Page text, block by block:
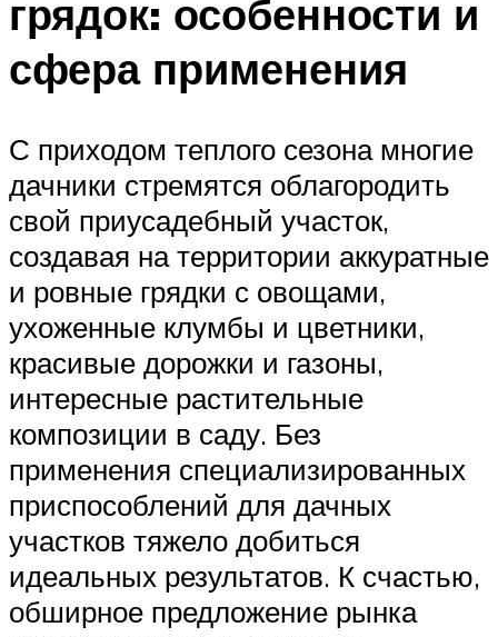
грядок: особенности и
сфера применения
С приходом теплого сезона многие
дачники стремятся облагородить
свой приусадебный участок,
создавая на территории аккуратные
и ровные грядки с овощами,
ухоженные клумбы и цветники,
красивые дорожки и газоны,
интересные растительные
композиции в саду. Без
применения специализированных
приспособлений для дачных
участков тяжело добиться
идеальных результатов. К счастью,
обширное предложение рынка